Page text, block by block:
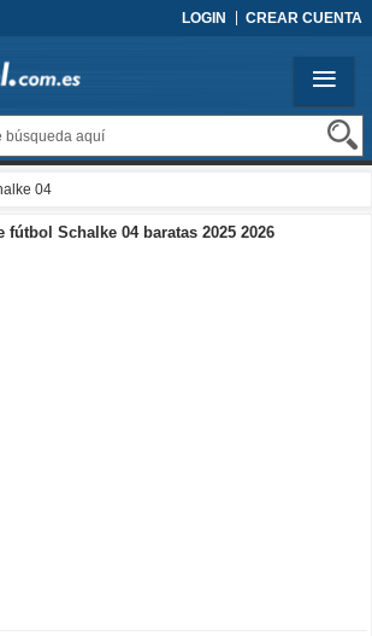
LOGIN CREAR CUENTA
04
fútbol Schalke 04 baratas 2025 2026